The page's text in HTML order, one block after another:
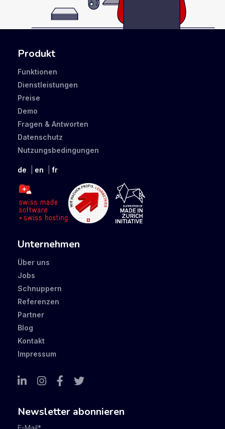
Produkt
Funktionen
Dienstleistungen
Preise
Demo
Fragen & Antworten
Datenschutz
Nutzungsbedingungen
de en fr
Unternehmen
Über uns
Jobs
Schnuppern
Referenzen
Partner
Blog
Kontakt
Impressum
Newsletter abonnieren